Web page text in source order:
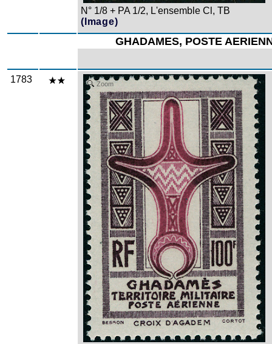
N° 1/8 + PA 1/2, L'ensemble Cl, TB
(Image)
GHADAMES, POSTE
1783 Zoom